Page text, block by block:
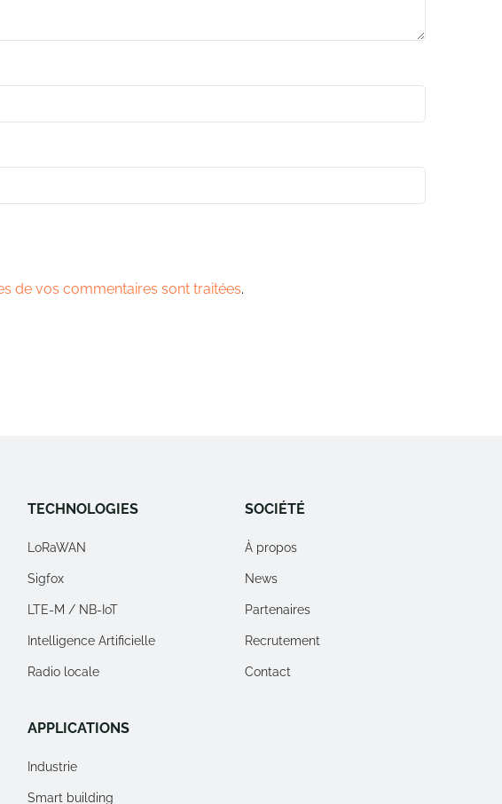
de vos commentaires sont traitées.
TECHNOLOGIES
LoRaWAN
Sigfox
LTE-M / NB-IoT
Intelligence Artificielle
Radio locale
APPLICATIONS
Industrie
Smart building
SOCIÉTÉ
À propos
News
Partenaires
Recrutement
Contact